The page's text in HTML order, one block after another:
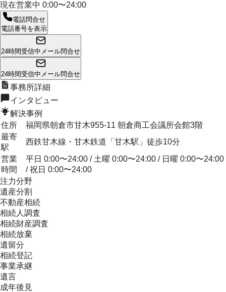
現在営業中 0:00〜24:00
電話問合せ
電話番号を表示
24時間受信中 メール問合せ
24時間受信中 メール問合せ
事務所詳細
インタビュー
解決事例
住所
福岡県朝倉市甘木955-11 朝倉商工会議所会館3階
最寄
駅
西鉄甘木線・甘木鉄道「甘木駅」徒歩10分
営業
時間
平日 0:00〜24:00 / 土曜 0:00〜24:00 / 日曜 0:00〜24:00
/ 祝日 0:00〜24:00
注力分野
遺産分割
不動産相続
相続人調査
相続財産調査
相続放棄
遺留分
相続登記
事業承継
遺言
成年後見